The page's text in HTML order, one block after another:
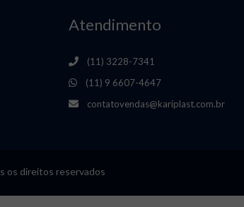
Atendimento
(11) 3228-7341
(11) 9 6607-4647
contatovendas@kariplast.com.br
os direitos reservados